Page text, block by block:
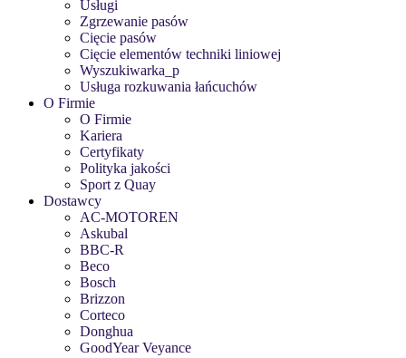
Usługi
Zgrzewanie pasów
Cięcie pasów
Cięcie elementów techniki liniowej
Wyszukiwarka_p
Usługa rozkuwania łańcuchów
O Firmie
O Firmie
Kariera
Certyfikaty
Polityka jakości
Sport z Quay
Dostawcy
AC-MOTOREN
Askubal
BBC-R
Beco
Bosch
Brizzon
Corteco
Donghua
GoodYear Veyance